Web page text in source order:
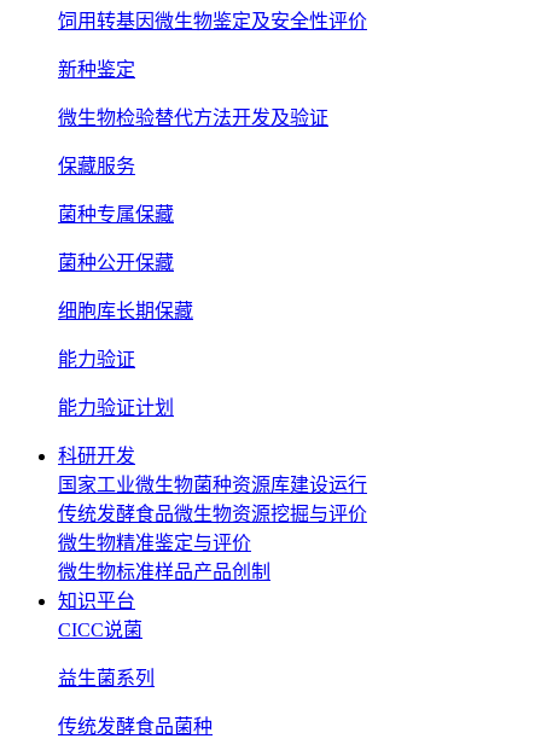
饲用转基因微生物鉴定及安全性评价
新种鉴定
微生物检验替代方法开发及验证
保藏服务
菌种专属保藏
菌种公开保藏
细胞库长期保藏
能力验证
能力验证计划
科研开发
国家工业微生物菌种资源库建设运行
传统发酵食品微生物资源挖掘与评价
微生物精准鉴定与评价
微生物标准样品产品创制
知识平台
CICC说菌
益生菌系列
传统发酵食品菌种